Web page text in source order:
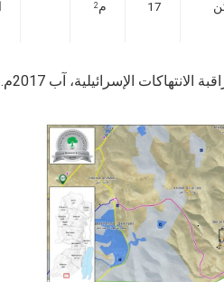
17
م 2
الإسرائيلية، آب 2017م.